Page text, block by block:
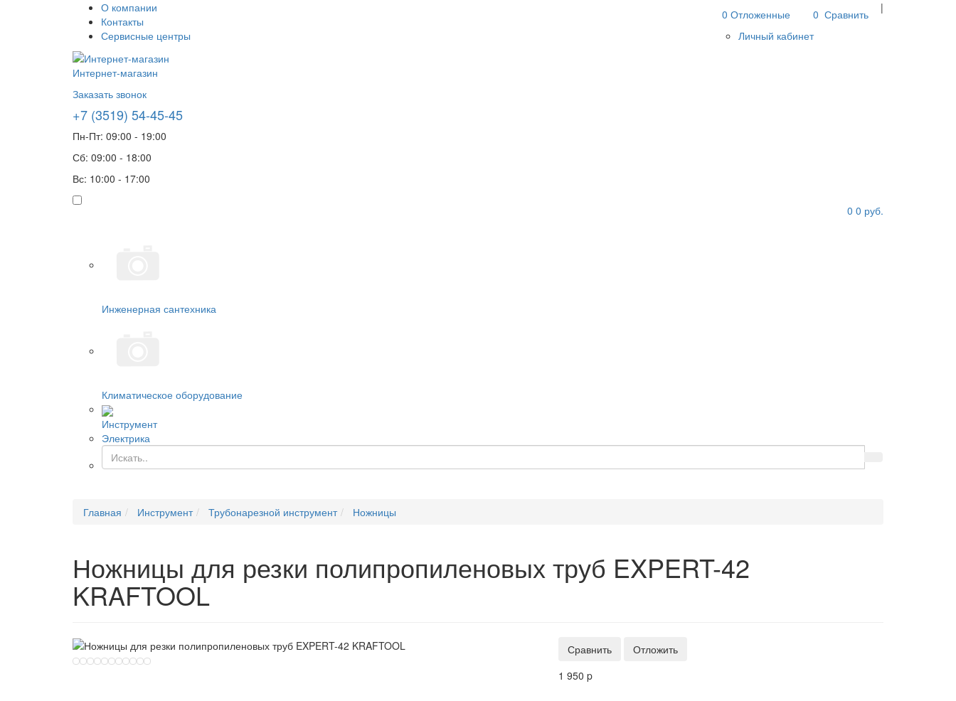
О компании
Контакты
Сервисные центры
0 Отложенные 0 Сравнить
|
Личный кабинет
Интернет-магазин
Заказать звонок
+7 (3519) 54-45-45
Пн-Пт: 09:00 - 19:00
Сб: 09:00 - 18:00
Вс: 10:00 - 17:00
0 0 руб.
Инженерная сантехника
Климатическое оборудование
Инструмент
Электрика
Главная Инструмент Трубонарезной инструмент Ножницы
Ножницы для резки полипропиленовых труб EXPERT-42
KRAFTOOL
Сравнить
Отложить
1 950 p